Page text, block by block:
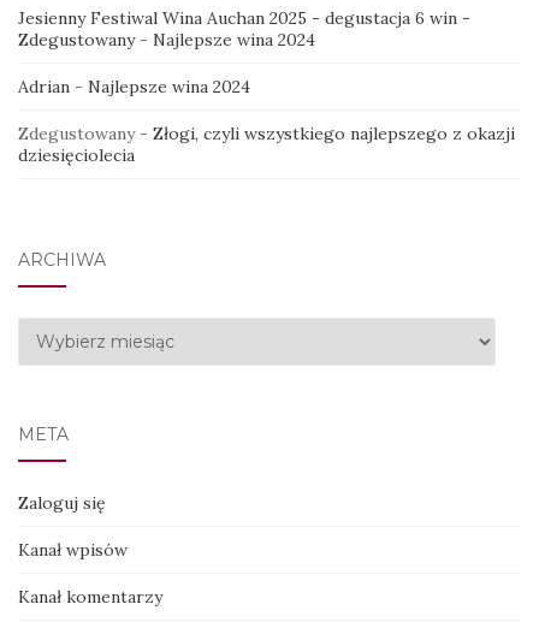
Jesienny Festiwal Wina Auchan 2025 - degustacja 6 win -
Zdegustowany- Najlepsze wina 2024
Adrian - Najlepsze wina 2024
Zdegustowany- Złogi, czyli wszystkiego najlepszego z okazji
dziesięciolecia
ARCHIWA
Archiwa
META
Zaloguj się
Kanał wpisów
Kanał komentarzy